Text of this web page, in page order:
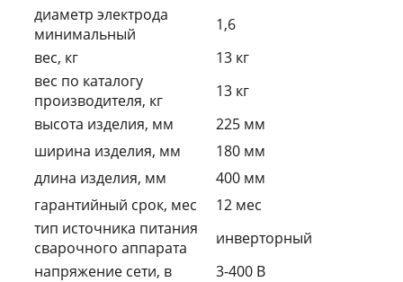
диаметр электрода
минимальный
1,6
вес, кг
13 кг
вес по каталогу
производителя, кг
13 кг
высота изделия, мм
225 мм
ширина изделия, мм
180 мм
длина изделия, мм
400 мм
гарантийный срок, мес
12 мес
тип источника питания
сварочного аппарата
инверторный
напряжение сети, в
3-400 В